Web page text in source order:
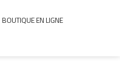
BOUTIQUE EN LIGNE